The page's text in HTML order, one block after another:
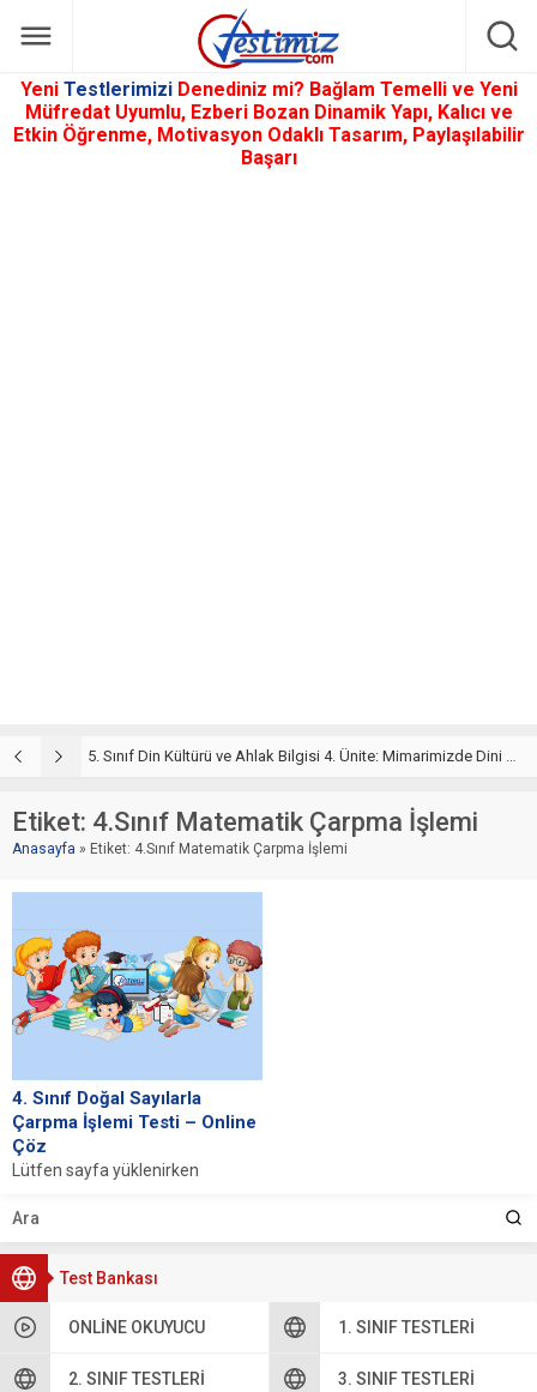
Yeni Testlerimizi Denediniz mi? Bağlam Temelli ve Yeni
Müfredat Uyumlu, Ezberi Bozan Dinamik Yapı, Kalıcı ve
Etkin Öğrenme, Motivasyon Odaklı Tasarım, Paylaşılabilir
Başarı
5. Sınıf Mimarimizde Dini Motifler Ünite Testi – Online Çöz
Test Bankası
ONLINE OKUYUCU 1. SINIF TESTLERI
2. SINIF TESTLERI 3. SINIF TESTLERI
Etiket: 4.Sınıf Matematik Çarpma İşlemi
Anasayfa » Etiket: 4.Sınıf Matematik Çarpma İşlemi
4. Sınıf Doğal Sayılarla
Çarpma İşlemi Testi – Online
Çöz
Lütfen sayfa yüklenirken
javascript desteğinin etkin
olduğundan emin olunuz. Eğer
sayfa yüklenmediyse buraya...